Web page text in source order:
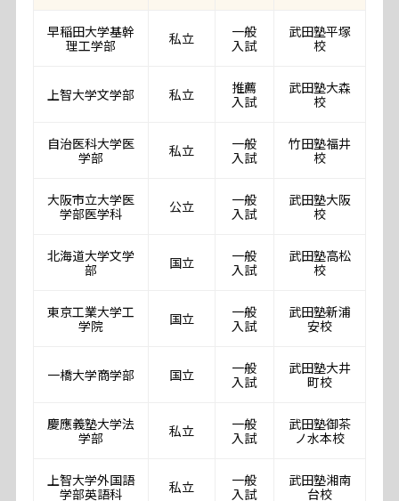
早稲田大学基幹
理工学部
私立
一般
入試
武田塾平塚
校
上智大学文学部 私立
推薦
入試
武田塾大森
校
自治医科大学医
学部
私立
一般
入試
竹田塾福井
校
大阪市立大学医
学部医学科
公立
一般
入試
武田塾大阪
校
北海道大学文学
部
国立
一般
入試
武田塾高松
校
東京工業大学工
学院
国立
一般
入試
武田塾新浦
安校
一橋大学商学部 国立
一般
入試
武田塾大井
町校
慶應義塾大学法
学部
私立
一般
入試
武田塾御茶
ノ水本校
上智大学外国語
学部英語科
私立
一般
入試
武田塾湘南
台校